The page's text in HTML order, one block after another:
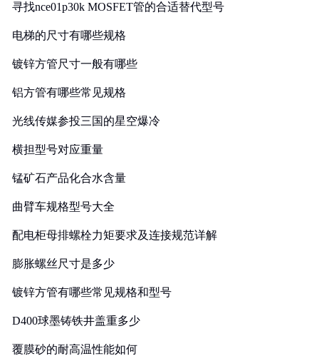
寻找nce01p30k MOSFET管的合适替代型号
电梯的尺寸有哪些规格
镀锌方管尺寸一般有哪些
铝方管有哪些常见规格
光线传媒参投三国的星空爆冷
横担型号对应重量
锰矿石产品化合水含量
曲臂车规格型号大全
配电柜母排螺栓力矩要求及连接规范详解
膨胀螺丝尺寸是多少
镀锌方管有哪些常见规格和型号
D400球墨铸铁井盖重多少
覆膜砂的耐高温性能如何